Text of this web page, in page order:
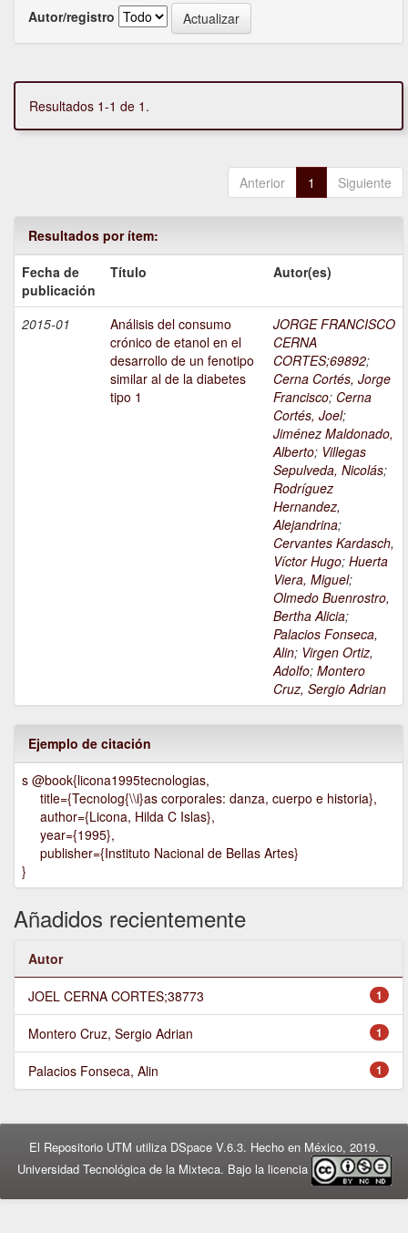
Autor/registro
Resultados 1-1 de 1.
Anterior 1 Siguiente
Resultados por ítem:
Fecha de
publicación
Título Autor(es)
2015-01
Análisis del consumo
crónico de etanol en el
desarrollo de un fenotipo
similar al de la diabetes
tipo 1
JORGE FRANCISCO
CERNA
CORTES;69892;
Cerna Cortés, Jorge
Francisco; Cerna
Cortés, Joel;
Jiménez Maldonado,
Alberto; Villegas
Sepulveda, Nicolás;
Rodríguez
Hernandez,
Alejandrina;
Cervantes Kardasch,
Víctor Hugo; Huerta
Viera, Miguel;
Olmedo Buenrostro,
Bertha Alicia;
Palacios Fonseca,
Alin; Virgen Ortiz,
Adolfo; Montero
Cruz, Sergio Adrian
Ejemplo de citación
s @book{licona1995tecnologias,
title={Tecnolog{\\i}as corporales: danza, cuerpo e historia},
author={Licona, Hilda C Islas},
year={1995},
publisher={Instituto Nacional de Bellas Artes}
}
Añadidos recientemente
Autor
1
JOEL CERNA CORTES;38773
1
Montero Cruz, Sergio Adrian
1
Palacios Fonseca, Alin
El Repositorio UTM utiliza DSpace V.6.3. Hecho en México, 2019.
Universidad Tecnológica de la Mixteca. Bajo la licencia